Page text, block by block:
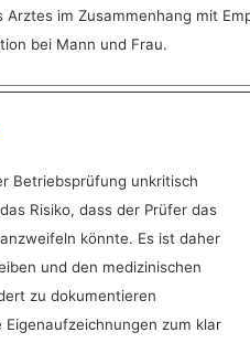
Arztes im Zusammenhang mit
bei Mann und Frau.
Betriebsprüfung unkritisch
Risiko, dass der Prüfer das
könnte. Es ist daher
und den medizinischen
zu dokumentieren
zum klar